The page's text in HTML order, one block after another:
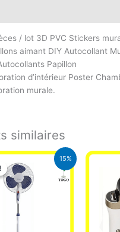
/ lot 3D PVC Stickers
aimant DIY Autocollant
Papillon
d’intérieur Poster
murale.
similaires
15%
Le
prix
initial
était :
10.000 CFA.
Le